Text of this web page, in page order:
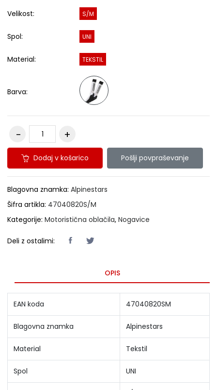
Velikost: S/M
Spol: UNI
Material: TEKSTIL
Barva:
Dodaj v košarico Pošlji povpraševanje
Blagovna znamka: Alpinestars
Šifra artikla: 47040820S/M
Kategorije: Motoristična oblačila, Nogavice
Deli z ostalimi:
OPIS
EAN koda 47040820SM
Blagovna znamka Alpinestars
Material Tekstil
Spol UNI